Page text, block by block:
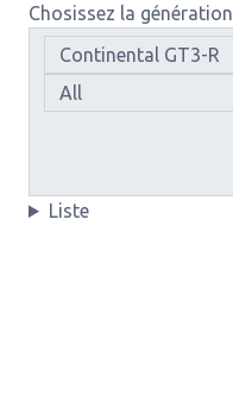
Chosissez la
Liste